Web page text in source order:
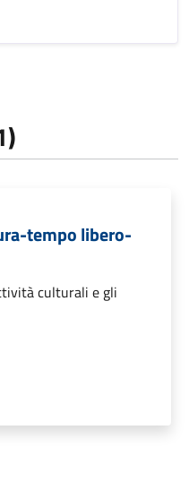
tempo libero-
culturali e gli